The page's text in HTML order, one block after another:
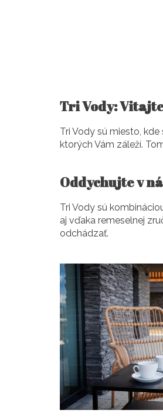
Tri Vody:
Tri Vody sú miesto,
ktorých Vám záleží.
Oddychujte v
Tri Vody sú
aj vďaka remeselnej
odchádzať.